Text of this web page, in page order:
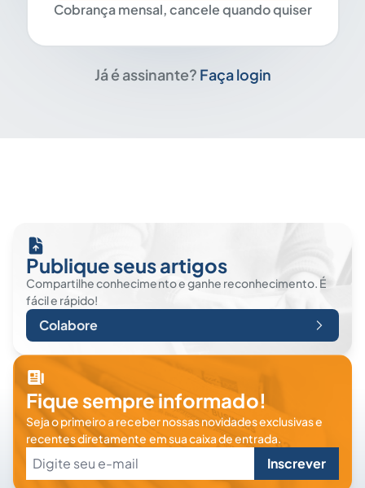
Cobrança mensal, cancele quando quiser
Já é assinante? Faça login
Publique seus artigos
Compartilhe conhecimento e ganhe reconhecimento. É
fácil e rápido!
Colabore
Fique sempre informado!
Seja o primeiro a receber nossas novidades exclusivas e
recentes diretamente em sua caixa de entrada.
Inscrever